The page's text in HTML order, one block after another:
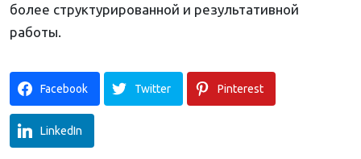
более структурированной и результативной
работы.
Facebook Twitter Pinterest
LinkedIn